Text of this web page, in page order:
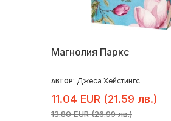
Магнолия Паркс
АВТОР: Джеса Хейстингс
11.04 EUR (21.59 лв.)
13.80 EUR (26.99 лв.)